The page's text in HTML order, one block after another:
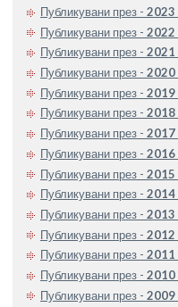
Публикувани през - 2023
Публикувани през - 2022
Публикувани през - 2021
Публикувани през - 2020
Публикувани през - 2019
Публикувани през - 2018
Публикувани през - 2017
Публикувани през - 2016
Публикувани през - 2015
Публикувани през - 2014
Публикувани през - 2013
Публикувани през - 2012
Публикувани през - 2011
Публикувани през - 2010
Публикувани през - 2009